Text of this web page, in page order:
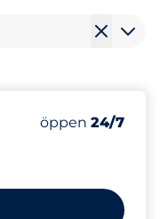
Antal
Totalt antal
Electric Car
Fredag
öppen 24/7